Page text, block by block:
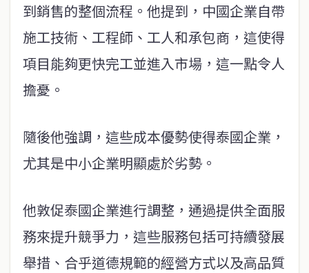
到銷售的整個流程。他提到，中國企業自帶
施工技術、工程師、工人和承包商，這使得
項目能夠更快完工並進入市場，這一點令人
擔憂。
隨後他強調，這些成本優勢使得泰國企業，
尤其是中小企業明顯處於劣勢。
他敦促泰國企業進行調整，通過提供全面服
務來提升競爭力，這些服務包括可持續發展
舉措、合乎道德規範的經營方式以及高品質